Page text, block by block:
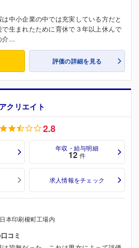
中小企業の中では充実している方だと
生まれたために育休で３年以上休んで
介...
評価の詳細を見る
クリエイト
2.8
年収・給与明細
12 件
求人情報をチェック
本印刷榎町工場内
コミ